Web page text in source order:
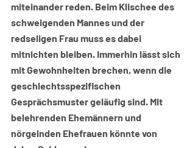
miteinander reden. Beim Klischee des
schweigenden Mannes und der
redseligen Frau muss es dabei
mitnichten bleiben. Immerhin lässt sich
mit Gewohnheiten brechen, wenn die
geschlechtsspezifischen
Gesprächsmuster geläufig sind. Mit
belehrenden Ehemännern und
nörgelnden Ehefrauen könnte von